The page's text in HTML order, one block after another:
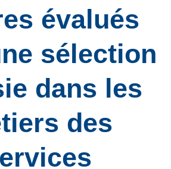
évalués
sélection
dans les
des